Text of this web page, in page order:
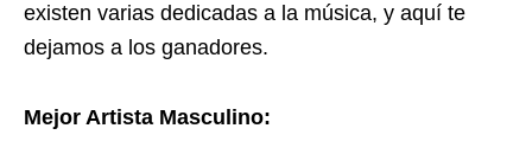
existen varias dedicadas a la música, y aquí te
dejamos a los ganadores.
Mejor Artista Masculino: